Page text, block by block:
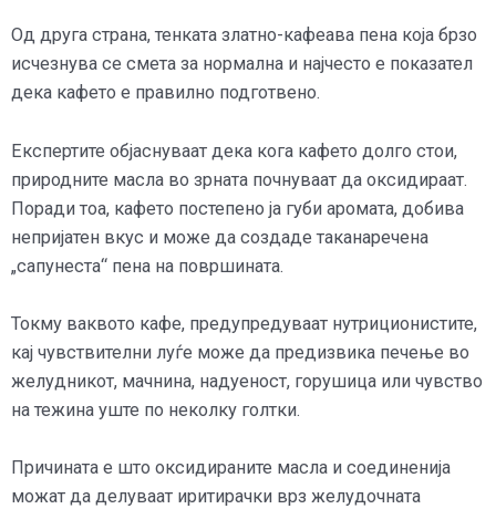
Од друга страна, тенката златно-кафеава пена која брзо
исчезнува се смета за нормална и најчесто е показател
дека кафето е правилно подготвено.
Експертите објаснуваат дека кога кафето долго стои,
природните масла во зрната почнуваат да оксидираат.
Поради тоа, кафето постепено ја губи аромата, добива
непријатен вкус и може да создаде таканаречена
„сапунеста“ пена на површината.
Токму ваквото кафе, предупредуваат нутриционистите,
кај чувствителни луѓе може да предизвика печење во
желудникот, мачнина, надуеност, горушица или чувство
на тежина уште по неколку голтки.
Причината е што оксидираните масла и соединенија
можат да делуваат иритирачки врз желудочната